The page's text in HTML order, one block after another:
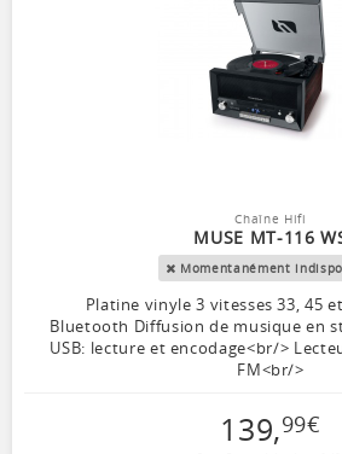
Chaîne Hifi
MUSE MT-116
Momentanément
Platine vinyle 3 vitesses 33, 45
Bluetooth Diffusion de musique en
USB: lecture et encodage<br/>
FM<br/>
139,99€